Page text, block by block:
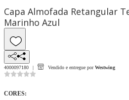
Capa Almofada Retangular
Marinho Azul
4000097180 Vendido e entregue por Westwing
CORES: